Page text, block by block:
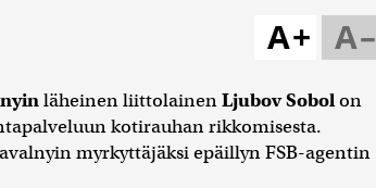
A–
A+
läheinen liittolainenLjubov Sobolon
kotirauhan rikkomisesta.
myrkyttäjäksi epäillyn FSB-agentin